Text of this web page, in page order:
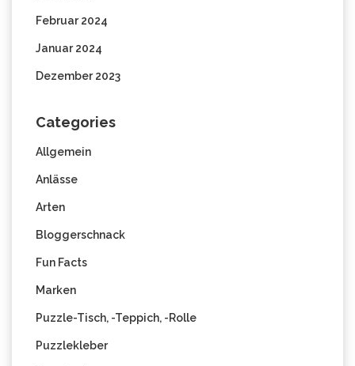
Februar 2024
Januar 2024
Dezember 2023
Categories
Allgemein
Anlässe
Arten
Bloggerschnack
Fun Facts
Marken
Puzzle-Tisch, -Teppich, -Rolle
Puzzlekleber